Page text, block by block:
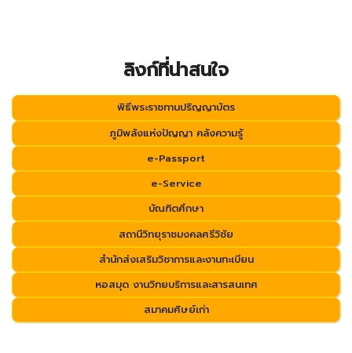
ลิงก์ที่น่าสนใจ
พิธีพระราชทานปริญญาบัตร
ภูมิพลังแห่งปัญญา คลังความรู้
e-Passport
e-Service
บัณฑิตศึกษา
สถานีวิทยุราชมงคลศรีวิชัย
สำนักส่งเสริมวิชาการและงานทะเบียน
หอสมุด งานวิทยบริการและสารสนเทศ
สมาคมศิษย์เก่า